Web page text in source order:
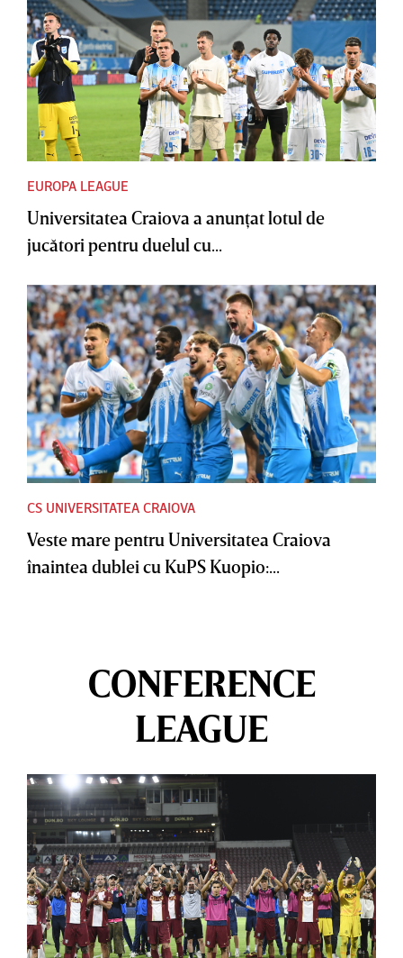
EUROPA LEAGUE
Universitatea Craiova a anunţat lotul de
jucători pentru duelul cu...
CS UNIVERSITATEA CRAIOVA
Veste mare pentru Universitatea Craiova
înaintea dublei cu KuPS Kuopio:...
CONFERENCE
LEAGUE